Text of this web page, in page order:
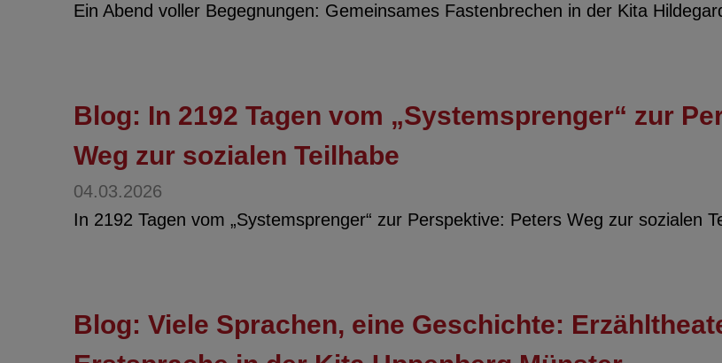
Ein Abend voller Begegnungen: Gemeinsames Fastenbrechen in der Kita
Blog: In 2192 Tagen vom „Systemsprenger“ zur
Weg zur sozialen Teilhabe
04.03.2026
In 2192 Tagen vom „Systemsprenger“ zur Perspektive: Peters Weg zur sozialen
Blog: Viele Sprachen, eine Geschichte: